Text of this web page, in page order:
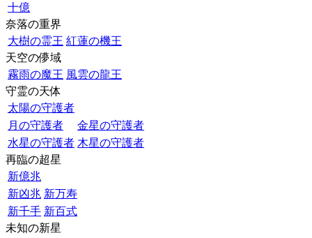
十億
奈落の重界
大樹の霊王 紅蓮の機王
天空の儚域
霧雨の魔王 風雲の龍王
守霊の天体
太陽の守護者
月の守護者
金星の守護者
水星の守護者 木星の守護者
再臨の超星
新億兆
新凶兆 新万寿
新千手 新百式
未知の新星